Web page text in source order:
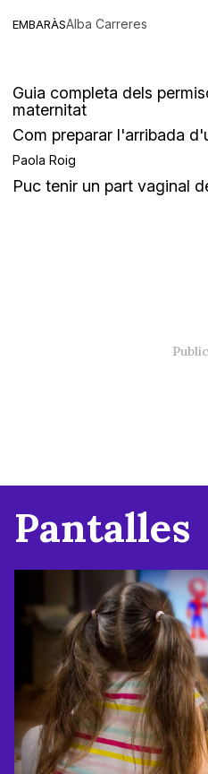
EMBARÀSAlba Carreres
Guia completa dels
maternitat
Com preparar l'arribada
Paola Roig
Puc tenir un part vaginal
Pantalles